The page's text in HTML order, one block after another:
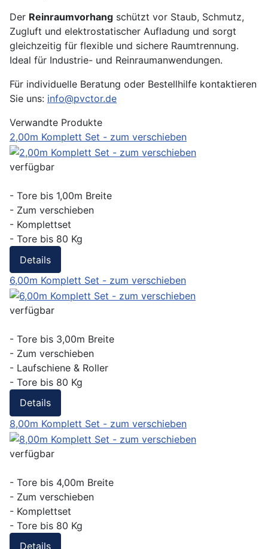
Der Reinraumvorhang schützt vor Staub, Schmutz,
Zugluft und elektrostatischer Aufladung und sorgt
gleichzeitig für flexible und sichere Raumtrennung.
Ideal für Industrie- und Reinraumanwendungen.
Für individuelle Beratung oder Bestellhilfe kontaktieren
Sie uns: info@pvctor.de
Verwandte Produkte
2,00m Komplett Set - zum verschieben
verfügbar
- Tore bis 1,00m Breite
- Zum verschieben
- Komplettset
- Tore bis 80 Kg
Details
6,00m Komplett Set - zum verschieben
verfügbar
- Tore bis 3,00m Breite
- Zum verschieben
- Laufschiene & Roller
- Tore bis 80 Kg
Details
8,00m Komplett Set - zum verschieben
verfügbar
- Tore bis 4,00m Breite
- Zum verschieben
- Komplettset
- Tore bis 80 Kg
Details